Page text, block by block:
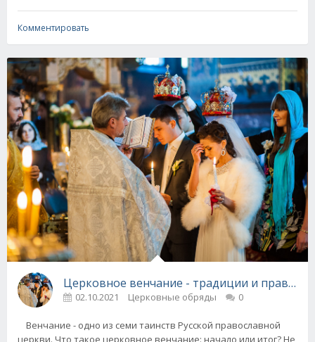
Комментировать
Церковное венчание - традиции и правила
02.10.2021 Церковные обряды 0
Венчание - одно из семи таинств Русской православной
церкви. Что такое церковное венчание: начало или итог? Не